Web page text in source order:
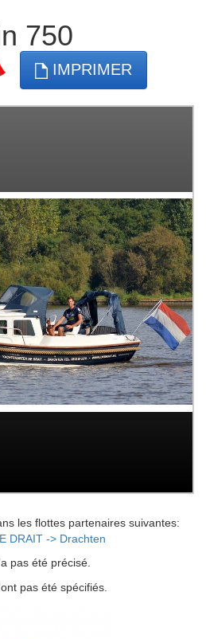
750
IMPRIMER
les flottes partenaires suivantes:
DRAIT -> Drachten
pas été précisé.
pas été spécifiés.